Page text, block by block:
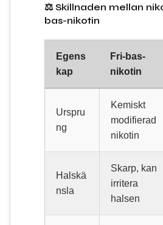
⚖️ Skillnaden mellan
bas-nikotin
Egens
kap
Fri-bas-
nikotin
Urspru
ng
Kemiskt
modifierad
nikotin
Halskä
nsla
Skarp, kan
irritera
halsen